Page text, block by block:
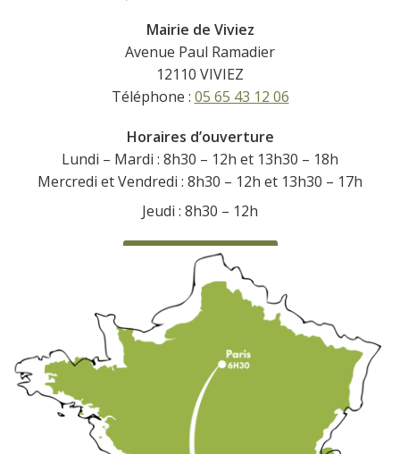
Mairie de Viviez
Avenue Paul Ramadier
12110 VIVIEZ
Téléphone : 05 65 43 12 06
Horaires d’ouverture
Lundi – Mardi : 8h30 – 12h et 13h30 – 18h
Mercredi et Vendredi : 8h30 – 12h et 13h30 – 17h
Jeudi : 8h30 – 12h
CONTACTEZ-NOUS